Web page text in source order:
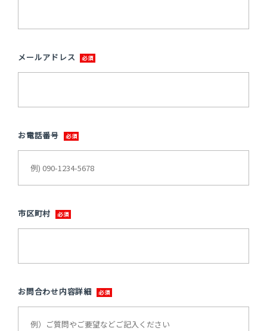
メールアドレス
お電話番号
市区町村
お問合わせ内容詳細